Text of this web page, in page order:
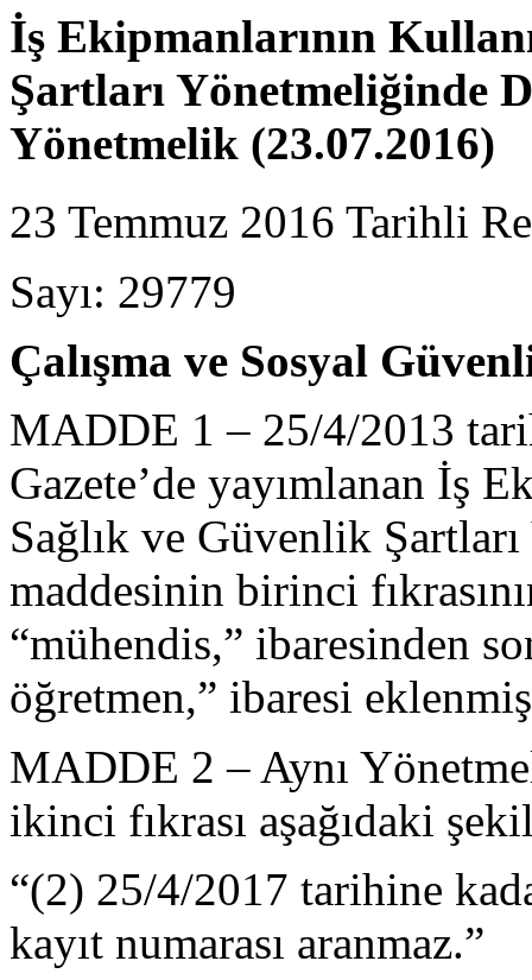
İş Ekipmanlarının
Şartları Yönetmeliğinde
Yönetmelik (23.07.2016)
23 Temmuz 2016 Tarihli
Sayı: 29779
Çalışma ve Sosyal
MADDE 1 – 25/4/2013
Gazete’de yayımlanan İş
Sağlık ve Güvenlik
maddesinin birinci
“mühendis,” ibaresinden
öğretmen,” ibaresi
MADDE 2 – Aynı
ikinci fıkrası aşağıdaki
“(2) 25/4/2017 tarihine
kayıt numarası aranmaz.”